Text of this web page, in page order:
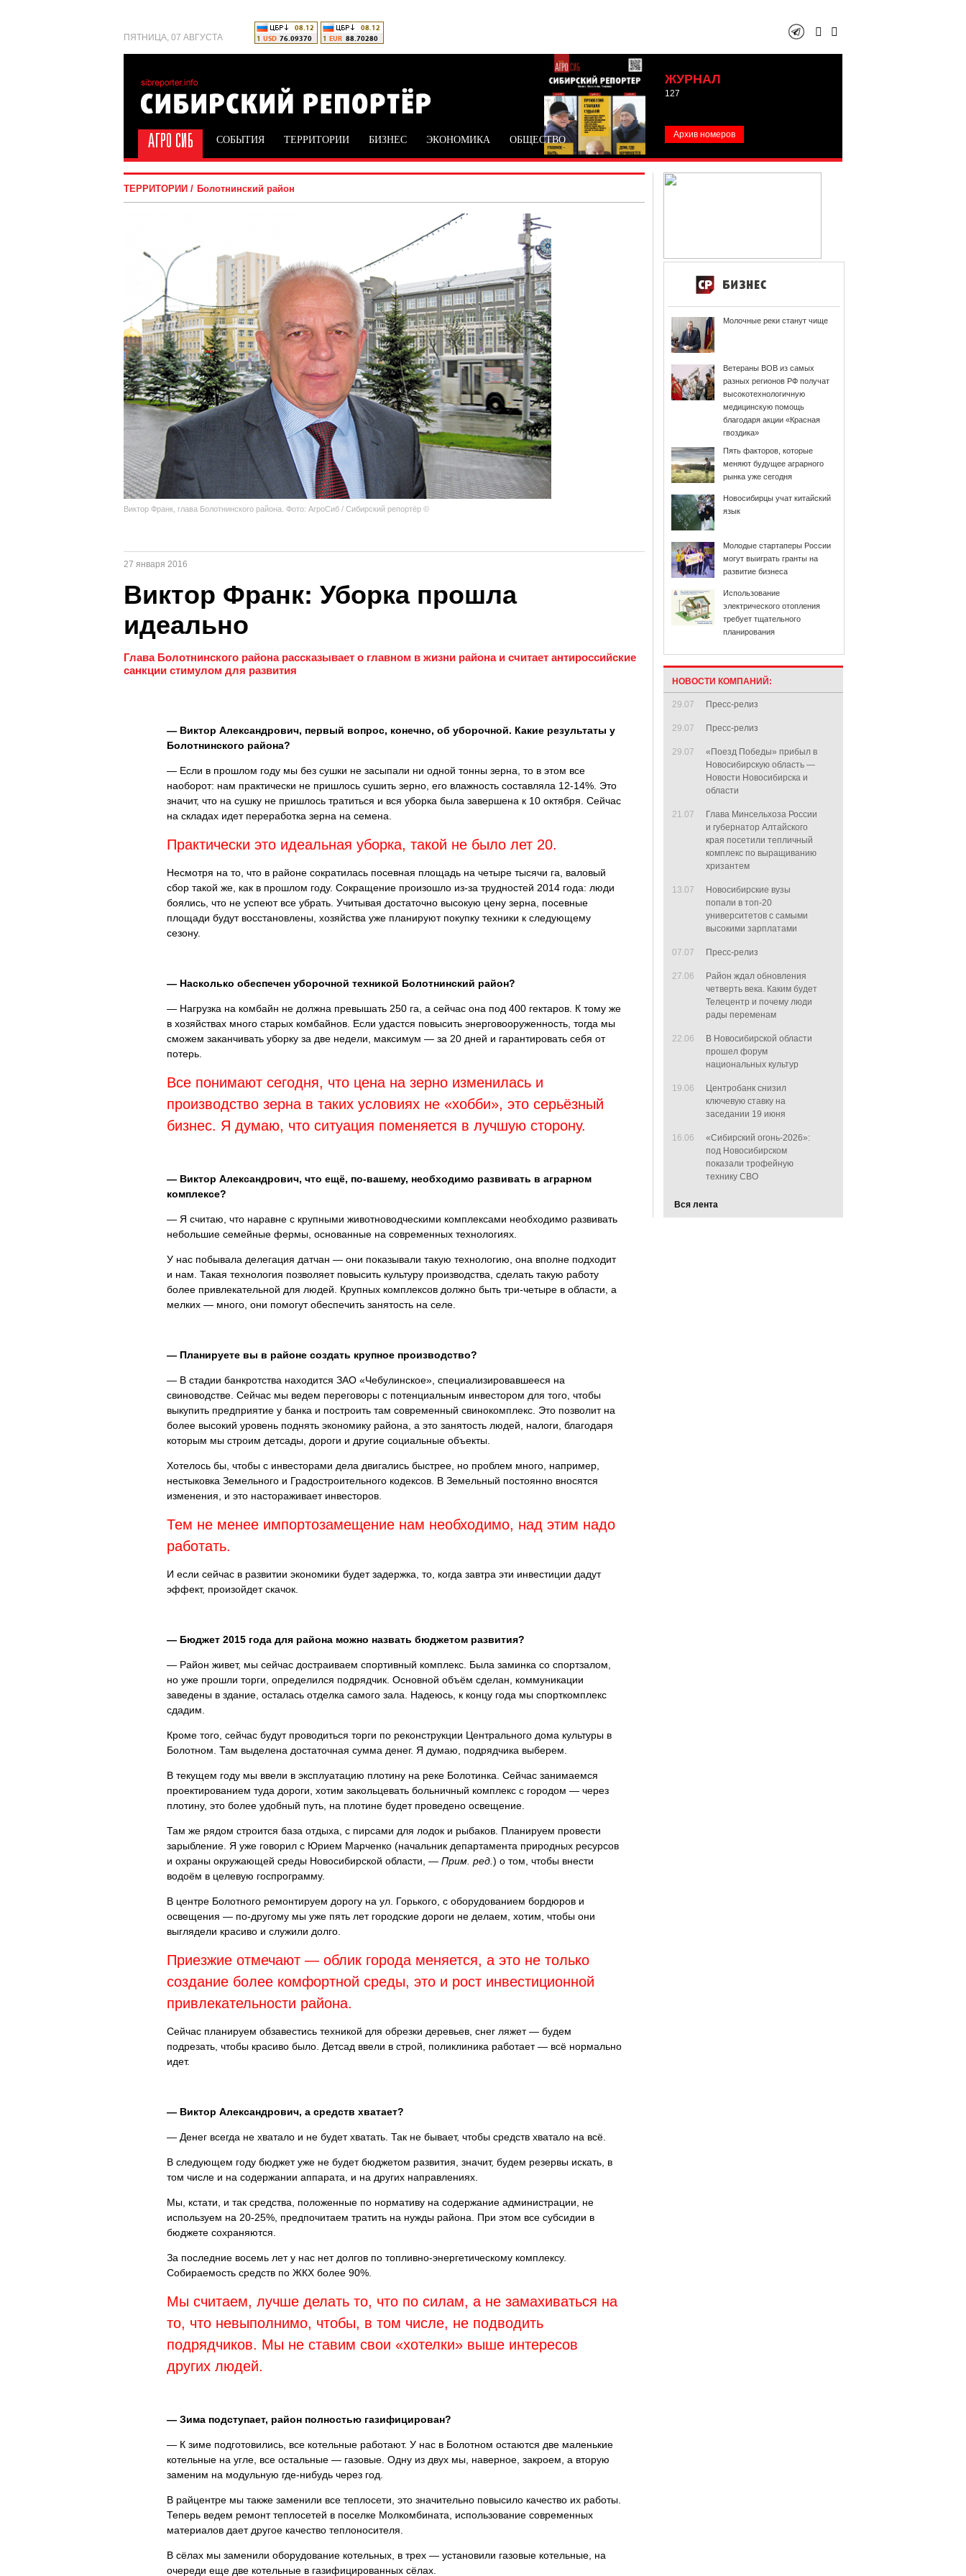
ПЯТНИЦА, 07 АВГУСТА
ЖУРНАЛ
127
Архив номеров
СОБЫТИЯ ТЕРРИТОРИИ БИЗНЕС ЭКОНОМИКА ОБЩЕСТВО
ТЕРРИТОРИИ Болотнинский район
Виктор Франк, глава Болотнинского района. Фото: АгроСиб / Сибирский репортёр ©
27 января 2016
Виктор Франк: Уборка прошла
идеально
Глава Болотнинского района рассказывает о главном в жизни района и считает антироссийские
санкции стимулом для развития
— Виктор Александрович, первый вопрос, конечно, об уборочной. Какие результаты у
Болотнинского района?
— Если в прошлом году мы без сушки не засыпали ни одной тонны зерна, то в этом все
наоборот: нам практически не пришлось сушить зерно, его влажность составляла 12-14%. Это
значит, что на сушку не пришлось тратиться и вся уборка была завершена к 10 октября. Сейчас
на складах идет переработка зерна на семена.
Практически это идеальная уборка, такой не было лет 20.
Несмотря на то, что в районе сократилась посевная площадь на четыре тысячи га, валовый
сбор такой же, как в прошлом году. Сокращение произошло из-за трудностей 2014 года: люди
боялись, что не успеют все убрать. Учитывая достаточно высокую цену зерна, посевные
площади будут восстановлены, хозяйства уже планируют покупку техники к следующему
сезону.
— Насколько обеспечен уборочной техникой Болотнинский район?
— Нагрузка на комбайн не должна превышать 250 га, а сейчас она под 400 гектаров. К тому же
в хозяйствах много старых комбайнов. Если удастся повысить энерговооруженность, тогда мы
сможем заканчивать уборку за две недели, максимум — за 20 дней и гарантировать себя от
потерь.
Все понимают сегодня, что цена на зерно изменилась и
производство зерна в таких условиях не «хобби», это серьёзный
бизнес. Я думаю, что ситуация поменяется в лучшую сторону.
— Виктор Александрович, что ещё, по-вашему, необходимо развивать в аграрном
комплексе?
— Я считаю, что наравне с крупными животноводческими комплексами необходимо развивать
небольшие семейные фермы, основанные на современных технологиях.
У нас побывала делегация датчан — они показывали такую технологию, она вполне подходит
и нам. Такая технология позволяет повысить культуру производства, сделать такую работу
более привлекательной для людей. Крупных комплексов должно быть три-четыре в области, а
мелких — много, они помогут обеспечить занятость на селе.
— Планируете вы в районе создать крупное производство?
— В стадии банкротства находится ЗАО «Чебулинское», специализировавшееся на
свиноводстве. Сейчас мы ведем переговоры с потенциальным инвестором для того, чтобы
выкупить предприятие у банка и построить там современный свинокомплекс. Это позволит на
более высокий уровень поднять экономику района, а это занятость людей, налоги, благодаря
которым мы строим детсады, дороги и другие социальные объекты.
Хотелось бы, чтобы с инвесторами дела двигались быстрее, но проблем много, например,
нестыковка Земельного и Градостроительного кодексов. В Земельный постоянно вносятся
изменения, и это настораживает инвесторов.
Тем не менее импортозамещение нам необходимо, над этим надо
работать.
И если сейчас в развитии экономики будет задержка, то, когда завтра эти инвестиции дадут
эффект, произойдет скачок.
— Бюджет 2015 года для района можно назвать бюджетом развития?
— Район живет, мы сейчас достраиваем спортивный комплекс. Была заминка со спортзалом,
но уже прошли торги, определился подрядчик. Основной объём сделан, коммуникации
заведены в здание, осталась отделка самого зала. Надеюсь, к концу года мы спорткомплекс
сдадим.
Кроме того, сейчас будут проводиться торги по реконструкции Центрального дома культуры в
Болотном. Там выделена достаточная сумма денег. Я думаю, подрядчика выберем.
В текущем году мы ввели в эксплуатацию плотину на реке Болотинка. Сейчас занимаемся
проектированием туда дороги, хотим закольцевать больничный комплекс с городом — через
плотину, это более удобный путь, на плотине будет проведено освещение.
Там же рядом строится база отдыха, с пирсами для лодок и рыбаков. Планируем провести
зарыбление. Я уже говорил с Юрием Марченко (начальник департамента природных ресурсов
и охраны окружающей среды Новосибирской области, — Прим. ред. ) о том, чтобы внести
водоём в целевую госпрограмму.
В центре Болотного ремонтируем дорогу на ул. Горького, с оборудованием бордюров и
освещения — по-другому мы уже пять лет городские дороги не делаем, хотим, чтобы они
выглядели красиво и служили долго.
Приезжие отмечают — облик города меняется, а это не только
создание более комфортной среды, это и рост инвестиционной
привлекательности района.
Сейчас планируем обзавестись техникой для обрезки деревьев, снег ляжет — будем
подрезать, чтобы красиво было. Детсад ввели в строй, поликлиника работает — всё нормально
идет.
— Виктор Александрович, а средств хватает?
— Денег всегда не хватало и не будет хватать. Так не бывает, чтобы средств хватало на всё.
В следующем году бюджет уже не будет бюджетом развития, значит, будем резервы искать, в
том числе и на содержании аппарата, и на других направлениях.
Мы, кстати, и так средства, положенные по нормативу на содержание администрации, не
используем на 20-25%, предпочитаем тратить на нужды района. При этом все субсидии в
бюджете сохраняются.
За последние восемь лет у нас нет долгов по топливно-энергетическому комплексу.
Собираемость средств по ЖКХ более 90%.
Мы считаем, лучше делать то, что по силам, а не замахиваться на
то, что невыполнимо, чтобы, в том числе, не подводить
подрядчиков. Мы не ставим свои «хотелки» выше интересов
других людей.
— Зима подступает, район полностью газифицирован?
— К зиме подготовились, все котельные работают. У нас в Болотном остаются две маленькие
котельные на угле, все остальные — газовые. Одну из двух мы, наверное, закроем, а вторую
заменим на модульную где-нибудь через год.
В райцентре мы также заменили все теплосети, это значительно повысило качество их работы.
Теперь ведем ремонт теплосетей в поселке Молкомбината, использование современных
материалов дает другое качество теплоносителя.
В сёлах мы заменили оборудование котельных, в трех — установили газовые котельные, на
очереди еще две котельные в газифицированных сёлах.
Молочные реки станут чище
Ветераны ВОВ из самых
разных регионов РФ получат
высокотехнологичную
медицинскую помощь
благодаря акции «Красная
гвоздика»
Пять факторов, которые
меняют будущее аграрного
рынка уже сегодня
Новосибирцы учат китайский
язык
Молодые стартаперы России
могут выиграть гранты на
развитие бизнеса
Использование
электрического отопления
требует тщательного
планирования
НОВОСТИ КОМПАНИЙ:
29.07 Пресс-релиз
29.07 Пресс-релиз
29.07
«Поезд Победы» прибыл в
Новосибирскую область —
Новости Новосибирска и
области
21.07
Глава Минсельхоза России
и губернатор Алтайского
края посетили тепличный
комплекс по выращиванию
хризантем
13.07
Новосибирские вузы
попали в топ-20
университетов с самыми
высокими зарплатами
07.07 Пресс-релиз
27.06
Район ждал обновления
четверть века. Каким будет
Телецентр и почему люди
рады переменам
22.06
В Новосибирской области
прошел форум
национальных культур
19.06
Центробанк снизил
ключевую ставку на
заседании 19 июня
16.06
«Сибирский огонь-2026»:
под Новосибирском
показали трофейную
технику СВО
Вся лента